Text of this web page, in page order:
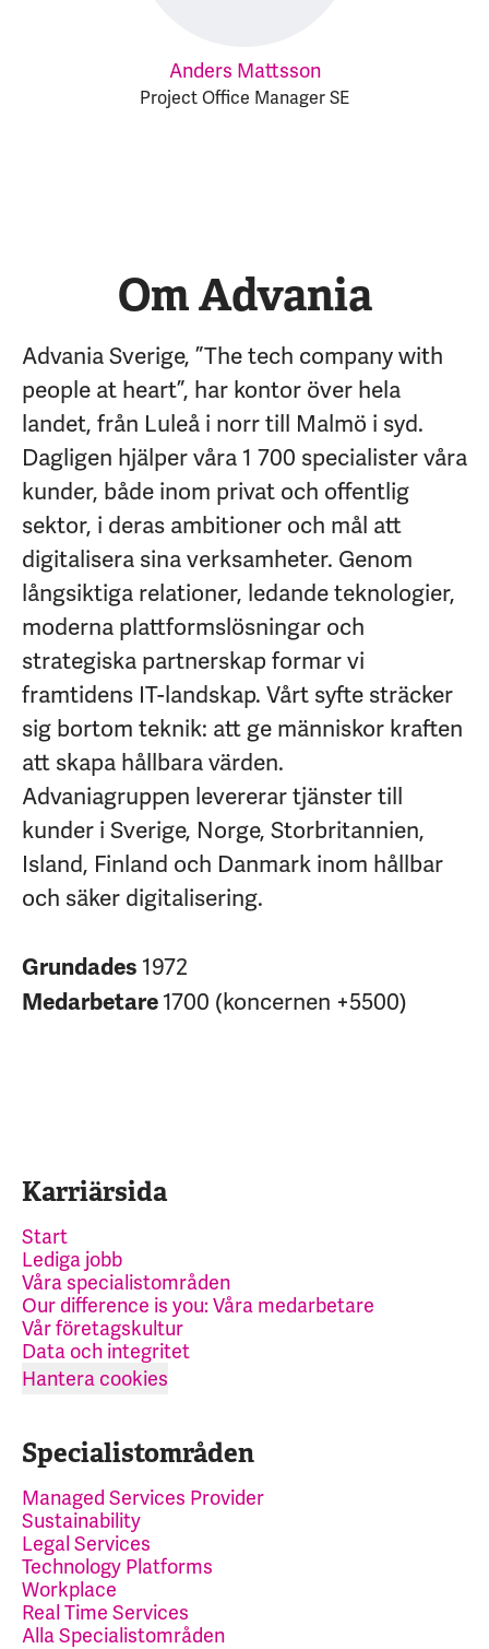
Anders Mattsson
Project Office Manager SE
Om Advania
Advania Sverige, ”The tech company with
people at heart”, har kontor över hela
landet, från Luleå i norr till Malmö i syd.
Dagligen hjälper våra 1 700 specialister våra
kunder, både inom privat och offentlig
sektor, i deras ambitioner och mål att
digitalisera sina verksamheter. Genom
långsiktiga relationer, ledande teknologier,
moderna plattformslösningar och
strategiska partnerskap formar vi
framtidens IT-landskap. Vårt syfte sträcker
sig bortom teknik: att ge människor kraften
att skapa hållbara värden.
Advaniagruppen levererar tjänster till
kunder i Sverige, Norge, Storbritannien,
Island, Finland och Danmark inom hållbar
och säker digitalisering.
Grundades1972
Medarbetare1700 (koncernen +5500)
Karriärsida
Start
Lediga jobb
Våra specialistområden
Our difference is you: Våra medarbetare
Vår företagskultur
Data och integritet
Hantera cookies
Specialistområden
Managed Services Provider
Sustainability
Legal Services
Technology Platforms
Workplace
Real Time Services
Alla Specialistområden